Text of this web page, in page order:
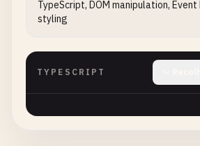
TypeScript, DOM manipulation, Event
styling
TYPESCRIPT